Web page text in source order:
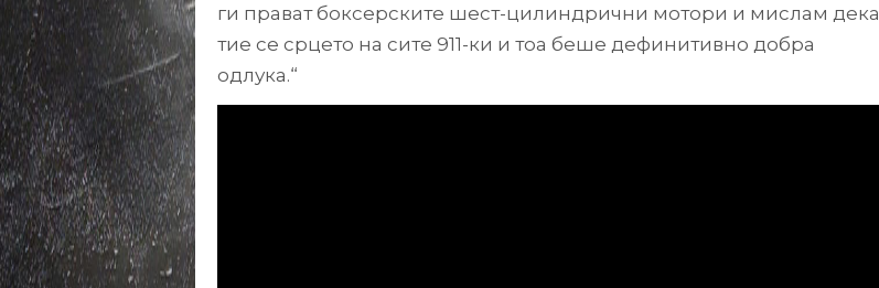
ги прават боксерските шест-цилиндрични мотори и мислам дека
тие се срцето на сите 911-ки и тоа беше дефинитивно добра
одлука.“